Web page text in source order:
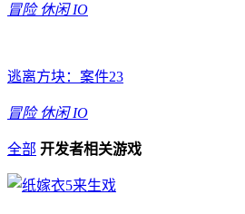
冒险 休闲 IO
逃离方块：案件23
冒险 休闲 IO
全部 开发者相关游戏